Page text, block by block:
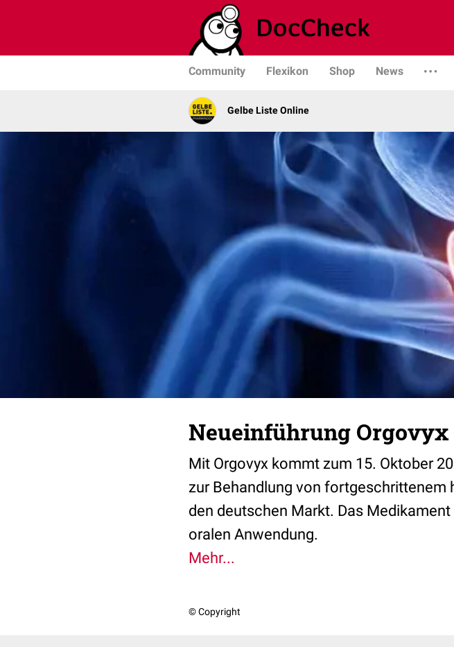
Community Flexikon Shop News
Gelbe Liste Online
Neueinführung
Mit Orgovyx kommt zum 15. Oktober
zur Behandlung von
den deutschen Markt. Das
oralen Anwendung.
Mehr...
© Copyright